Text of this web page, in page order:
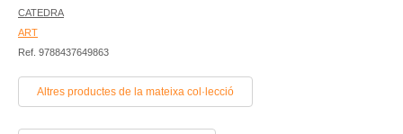
CATEDRA
ART
Ref. 9788437649863
Altres productes de la mateixa col·lecció